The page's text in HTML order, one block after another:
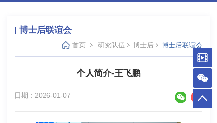
博士后联谊会
首页 研究队伍 博士后 博士后联谊会
个人简介-王飞鹏
日期：2026-01-07